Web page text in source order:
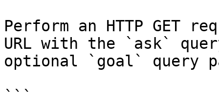
Perform an HTTP GET
URL with the `ask`
optional `goal` query
```